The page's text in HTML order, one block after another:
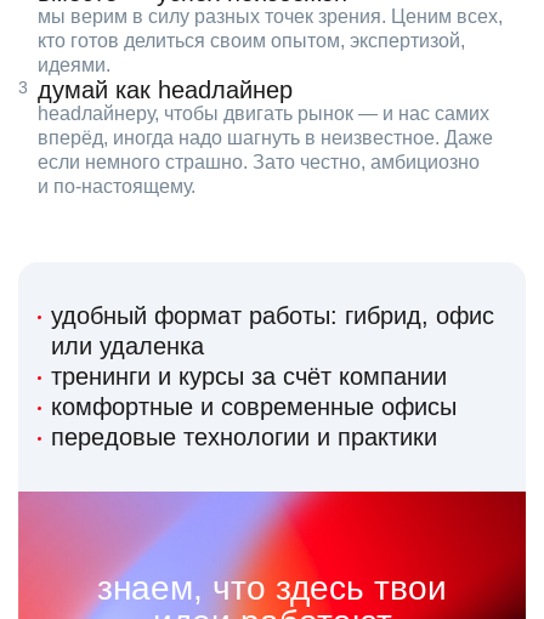
мы верим в силу разных точек зрения. Ценим всех,
кто готов делиться своим опытом, экспертизой,
идеями.
думай как headлайнер
headлайнеру, чтобы двигать рынок — и нас самих
вперёд, иногда надо шагнуть в неизвестное. Даже
если немного страшно. Зато честно, амбициозно
и по‑настоящему.
удобный формат работы: гибрид, офис
или удаленка
тренинги и курсы за счёт компании
комфортные и современные офисы
передовые технологии и практики
знаем, что здесь твои